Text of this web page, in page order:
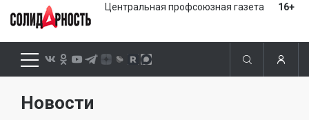
Центральная профсоюзная газета 16+
Новости